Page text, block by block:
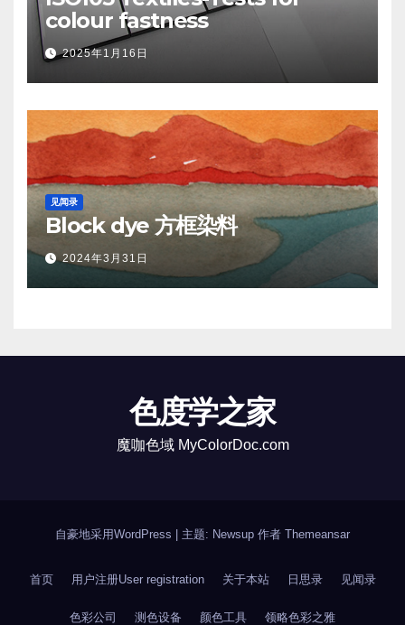
colour fastness
2025年1月16日
见闻录
Block dye 方框染料
2024年3月31日
色度学之家
魔咖色域 MyColorDoc.com
自豪地采用WordPress 主题: Newsup 作者 Themeansar
首页 用户注册User registration 关于本站 日思录 见闻录
色彩公司 测色设备 颜色工具 领略色彩之雅